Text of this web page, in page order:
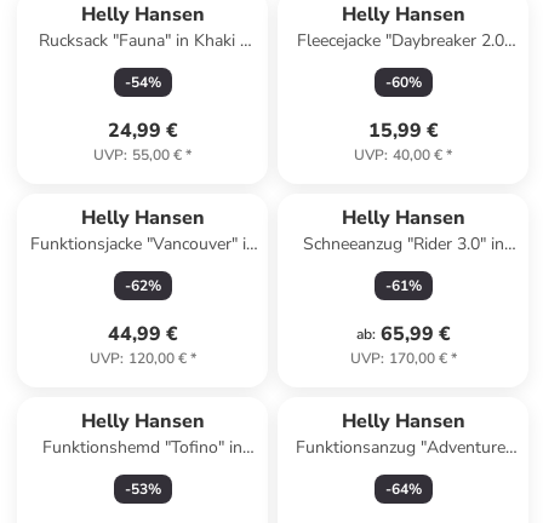
Helly Hansen
Rucksack "Fauna" in Khaki -
(B)16,5 x (H)32 x (T)13 cm - 6
l
-54%
24,99 €
UVP: 55,00 €*
Helly Hansen
Fleecejacke "Daybreaker 2.0"
in Pink
-60%
15,99 €
UVP: 40,00 €*
Helly Hansen
Funktionsjacke "Vancouver" in
Khaki
-62%
44,99 €
UVP: 120,00 €*
Helly Hansen
Schneeanzug "Rider 3.0" in
Pink
-61%
ab: 65,99 €
UVP: 170,00 €*
Helly Hansen
Funktionshemd "Tofino" in
Dunkelblau
-53%
Helly Hansen
Funktionsanzug "Adventure"
in Dunkelblau
-64%